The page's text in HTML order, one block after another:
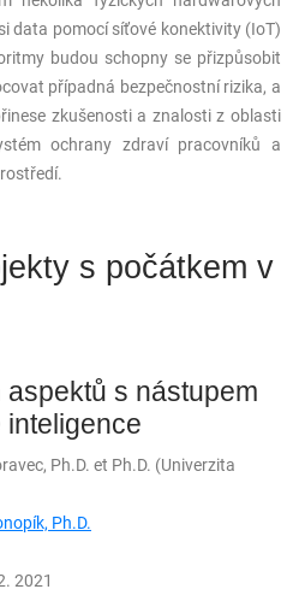
data pomocí síťové konektivity (IoT)
budou schopny se přizpůsobit
případná bezpečnostní rizika, a
zkušenosti a znalosti z oblasti
ochrany zdraví pracovníků a
s počátkem v
s nástupem
Ph.D. et Ph.D. (Univerzita
Ph.D.
2021